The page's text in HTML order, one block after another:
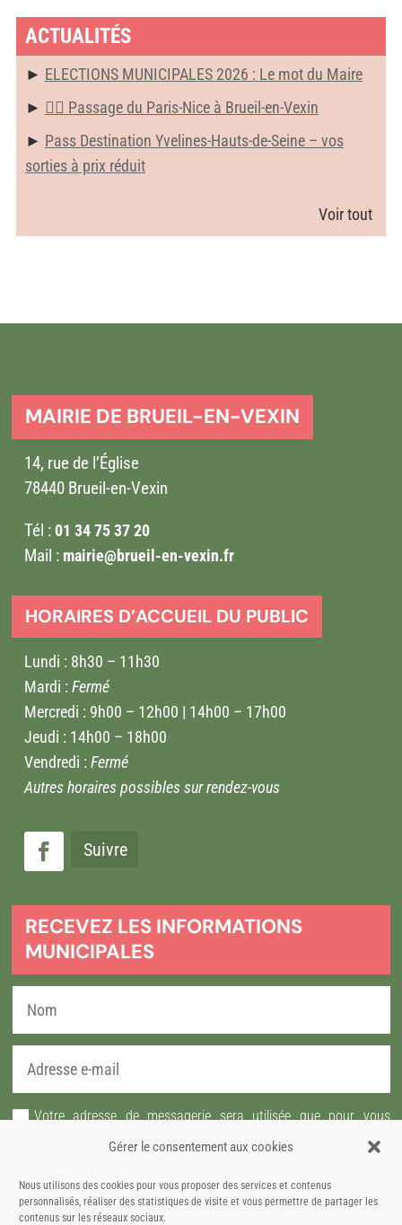
Gérer le consentement aux cookies
Nous utilisons des cookies pour vous proposer des services et contenus
personnalisés, réaliser des statistiques de visite et vous permettre de partager les
contenus sur les réseaux sociaux.
ACTUALITÉS
ELECTIONS MUNICIPALES 2026 : Le mot du Maire
🚴‍♂️ Passage du Paris-Nice à Brueil-en-Vexin
Pass Destination Yvelines-Hauts-de-Seine – vos
sorties à prix réduit
Voir tout
MAIRIE DE BRUEIL-EN-VEXIN
14, rue de l’Église
78440 Brueil-en-Vexin
Tél :01 34 75 37 20
Mail : mairie@brueil-en-vexin.fr
HORAIRES D’ACCUEIL DU PUBLIC
Lundi : 8h30 – 11h30
Mardi :Fermé
Mercredi : 9h00 – 12h00 | 14h00 – 17h00
Jeudi : 14h00 – 18h00
Vendredi :Fermé
Autres horaires possibles sur rendez-vous
Suivre
RECEVEZ LES INFORMATIONS
MUNICIPALES
Votre adresse de messagerie sera utilisée que pour vous
envoyer notre lettre d'information ainsi que des informations
pourrez à tout moment vous désabonner grâce au lien intégré
dans la newsletter.